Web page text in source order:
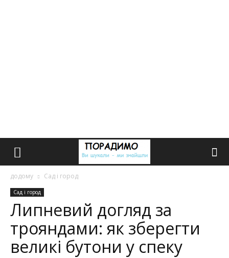
додому Сад і город
Сад і город
Липневий догляд за
трояндами: як зберегти
великі бутони у спеку